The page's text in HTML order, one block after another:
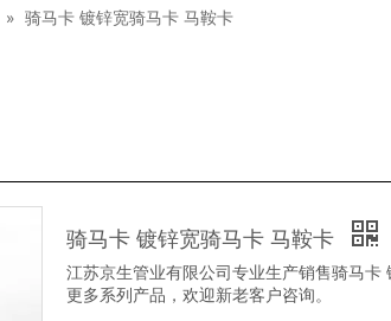
» 骑马卡 镀锌宽骑马卡 马鞍卡
骑马卡 镀锌宽骑马卡 马鞍卡
江苏京生管业有限公司专业生产销售骑马卡
更多系列产品，欢迎新老客户咨询。